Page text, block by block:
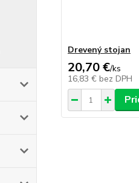
Drevený stojan
20,70 €/ks
16,83 € bez DPH